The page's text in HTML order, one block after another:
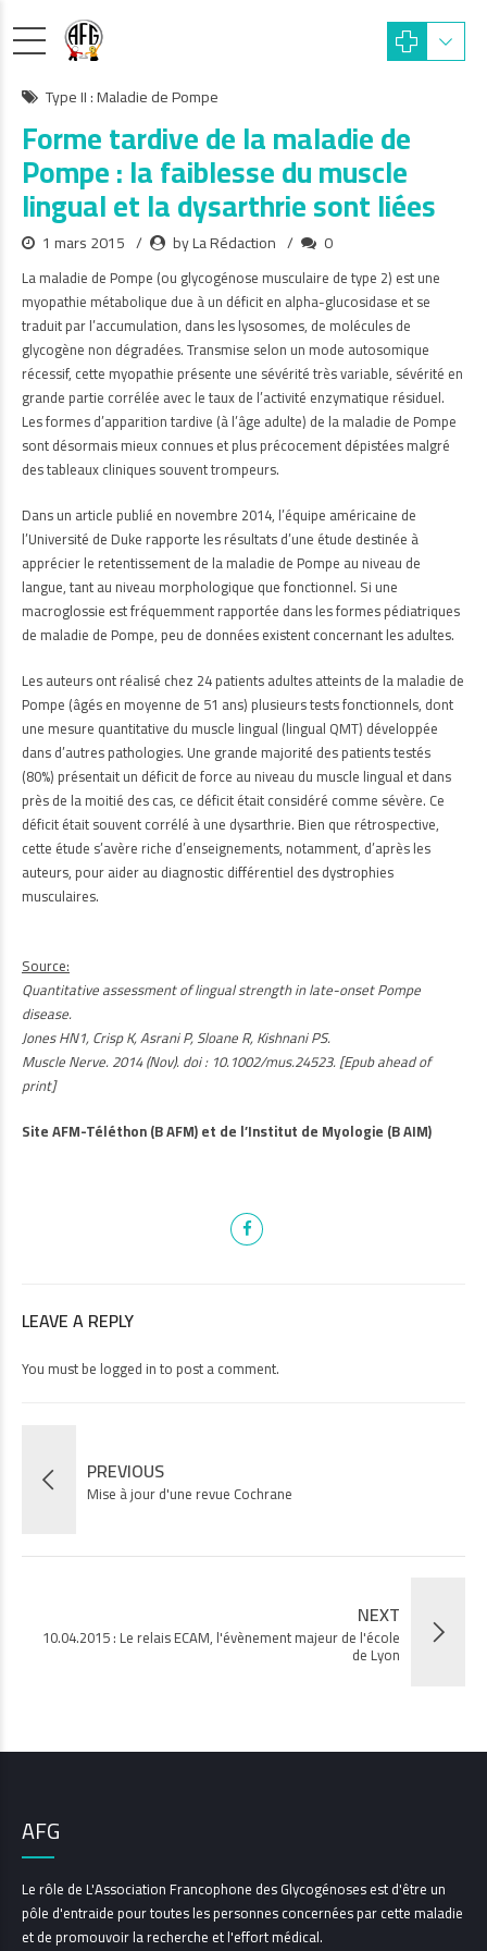
Type II : Maladie de Pompe
Forme tardive de la maladie de
Pompe : la faiblesse du muscle
lingual et la dysarthrie sont liées
1 mars 2015 by La Rédaction 0
La maladie de Pompe (ou glycogénose musculaire de type 2) est une
myopathie métabolique due à un déficit en alpha-glucosidase et se
traduit par l’accumulation, dans les lysosomes, de molécules de
glycogène non dégradées. Transmise selon un mode autosomique
récessif, cette myopathie présente une sévérité très variable, sévérité en
grande partie corrélée avec le taux de l’activité enzymatique résiduel.
Les formes d’apparition tardive (à l’âge adulte) de la maladie de Pompe
sont désormais mieux connues et plus précocement dépistées malgré
des tableaux cliniques souvent trompeurs.
Dans un article publié en novembre 2014, l’équipe américaine de
l’Université de Duke rapporte les résultats d’une étude destinée à
apprécier le retentissement de la maladie de Pompe au niveau de
langue, tant au niveau morphologique que fonctionnel. Si une
macroglossie est fréquemment rapportée dans les formes pédiatriques
de maladie de Pompe, peu de données existent concernant les adultes.
Les auteurs ont réalisé chez 24 patients adultes atteints de la maladie de
Pompe (âgés en moyenne de 51 ans) plusieurs tests fonctionnels, dont
une mesure quantitative du muscle lingual (lingual QMT) développée
dans d’autres pathologies. Une grande majorité des patients testés
(80%) présentait un déficit de force au niveau du muscle lingual et dans
près de la moitié des cas, ce déficit était considéré comme sévère. Ce
déficit était souvent corrélé à une dysarthrie. Bien que rétrospective,
cette étude s’avère riche d’enseignements, notamment, d’après les
auteurs, pour aider au diagnostic différentiel des dystrophies
musculaires.
Source:
Quantitative assessment of lingual strength in late-onset Pompe
disease.
Jones HN1, Crisp K, Asrani P, Sloane R, Kishnani PS.
Muscle Nerve. 2014 (Nov). doi : 10.1002/mus.24523. [Epub ahead of
print]
Site AFM-Téléthon (B AFM) et de l’Institut de Myologie (B AIM)
LEAVE A REPLY
You must be logged into post a comment.
PREVIOUS
Mise à jour d'une revue Cochrane
NEXT
10.04.2015 : Le relais ECAM, l'évènement majeur de l'école
de Lyon
AFG
Le rôle de L'Association Francophone des Glycogénoses est d'être un
pôle d'entraide pour toutes les personnes concernées par cette maladie
et de promouvoir la recherche et l'effort médical.